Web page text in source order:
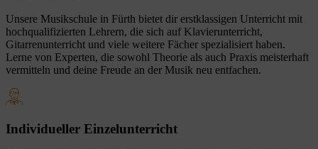
Unsere Musikschule in Fürth bietet dir erstklassigen Unterricht mit
hochqualifizierten Lehrern, die sich auf Klavierunterricht,
Gitarrenunterricht und viele weitere Fächer spezialisiert haben.
Lerne von Experten, die sowohl Theorie als auch Praxis meisterhaft
vermitteln und deine Freude an der Musik neu entfachen.
Individueller Einzelunterricht